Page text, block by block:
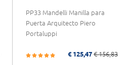
PP33 Mandelli Manilla para
Puerta Arquitecto Piero
Portaluppi
€ 125,47 € 156,83